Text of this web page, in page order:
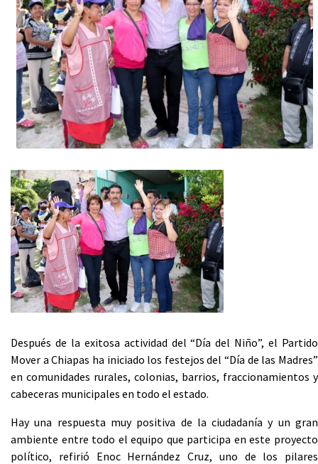
Después de la exitosa actividad del “Día del Niño”, el Partido
Mover a Chiapas ha iniciado los festejos del “Día de las Madres”
en comunidades rurales, colonias, barrios, fraccionamientos y
cabeceras municipales en todo el estado.
Hay una respuesta muy positiva de la ciudadanía y un gran
ambiente entre todo el equipo que participa en este proyecto
político, refirió Enoc Hernández Cruz, uno de los pilares